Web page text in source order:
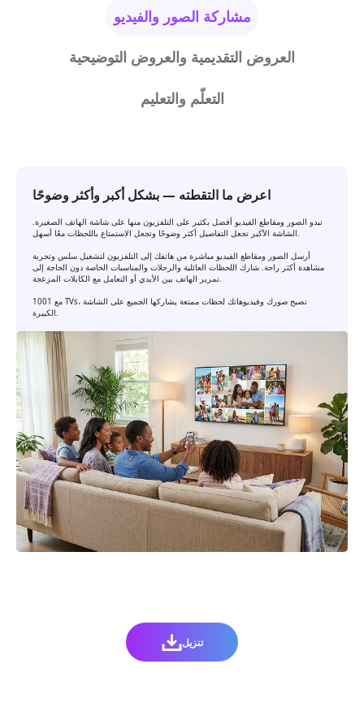
مشاركة الصور والفيديو
العروض التقديمية والعروض التوضيحية
التعلّم والتعليم
اعرض ما التقطته — بشكل أكبر وأكثر وضوحًا
تبدو الصور ومقاطع الفيديو أفضل بكثير على التلفزيون منها على شاشة الهاتف الصغيرة.
الشاشة الأكبر تجعل التفاصيل أكثر وضوحًا وتجعل الاستمتاع باللحظات معًا أسهل.
أرسل الصور ومقاطع الفيديو مباشرة من هاتفك إلى التلفزيون لتشغيل سلس وتجربة
مشاهدة أكثر راحة. شارك اللحظات العائلية والرحلات والمناسبات الخاصة دون الحاجة إلى
تمرير الهاتف بين الأيدي أو التعامل مع الكابلات المزعجة.
مع 1001 TVs، تصبح صورك وفيديوهاتك لحظات ممتعة يشاركها الجميع على الشاشة
الكبيرة.
تنزيل